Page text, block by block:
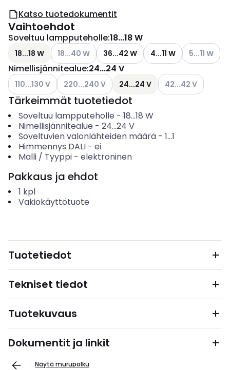
Katso tuotedokumentit
Vaihtoehdot
Soveltuu lampputeholle:18...18 W
18...18 W Katso käytettävissä olevat vaihtoehdot
18...40 W 36...42 W 4...11 W Katso
5...11 W
Nimellisjännitealue:24...24 V
Katso käytettävissä olevat vaihtoehdot
110...130 V Katso käytettävissä olevat vaihtoehdot
220...240 V 24...24 V Katso
42...42 V
Tärkeimmät tuotetiedot
Soveltuu lampputeholle - 18...18 W
Nimellisjännitealue - 24...24 V
Soveltuvien valonlähteiden määrä- 1...1
Himmennys DALI- ei
Malli / Tyyppi- elektroninen
Pakkaus ja ehdot
1 kpl
Vakiokäyttötuote
Tuotetiedot
Tekniset tiedot
Tuotekuvaus
Dokumentit ja linkit
Näytä murupolku